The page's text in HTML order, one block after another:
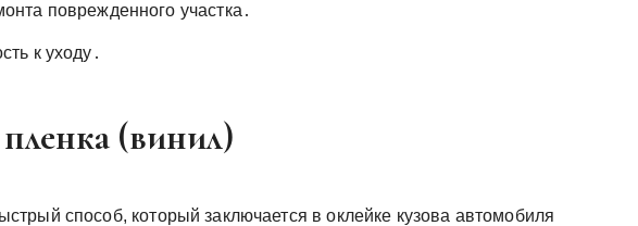
поврежденного участка․
к уходу․
(винил)
способ, который заключается в оклейке кузова автомобиля